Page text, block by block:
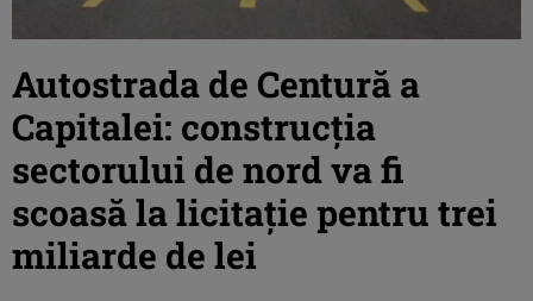
Autostrada de Centură a
Capitalei: construcţia
sectorului de nord va fi
scoasă la licitaţie pentru trei
miliarde de lei